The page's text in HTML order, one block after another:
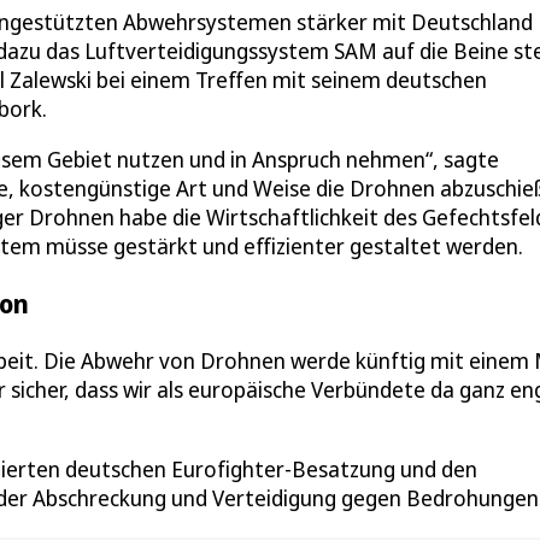
Abwehrsystemen stärker mit Deutschland
das Luftverteidigungssystem SAM auf die Beine
bei einem Treffen mit seinem deutschen
Gebiet nutzen und in Anspruch nehmen“, sagte
kostengünstige Art und Weise die Drohnen
Drohnen habe die Wirtschaftlichkeit des
müsse gestärkt und effizienter gestaltet werden.
Die Abwehr von Drohnen werde künftig mit einem
dass wir als europäische Verbündete da ganz
deutschen Eurofighter-Besatzung und den
Abschreckung und Verteidigung gegen